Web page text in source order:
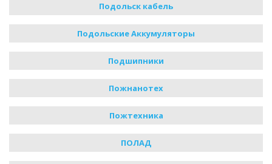
Подольск кабель
Подольские Аккумуляторы
Подшипники
Пожнанотех
Пожтехника
ПОЛАД